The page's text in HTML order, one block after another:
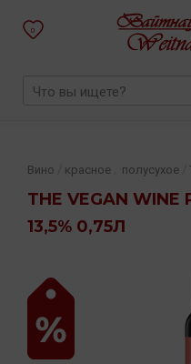
0
THE VEGAN WINE
13,5% 0,75Л
Вино красное полусухое